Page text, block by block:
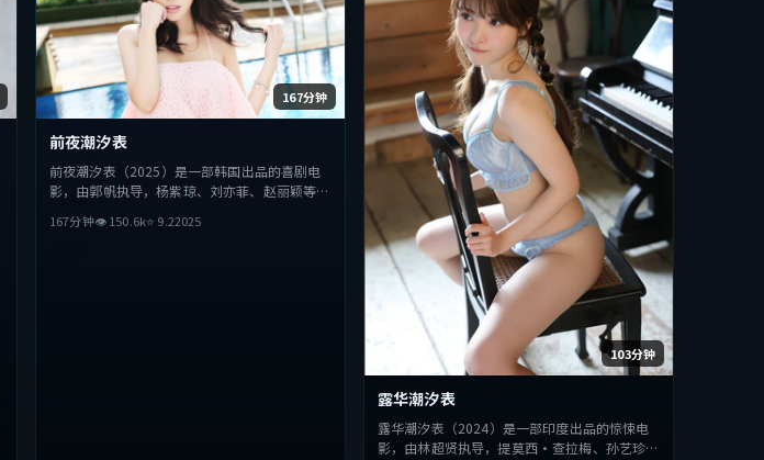
167分钟
前夜潮汐表
前夜潮汐表（2025）是一部韩国出品的喜剧电
影，由郭帆执导，杨紫琼、刘亦菲、赵丽颖等主
抉择，节奏张弛有度，适合喜欢该类型的观众完
167分钟👁150.6k⭐ 9.22025
103分钟
露华潮汐表
露华潮汐表（2024）是一部印度出品的惊悚电
影，由林超贤执导，提莫西·查拉梅、孙艺珍、